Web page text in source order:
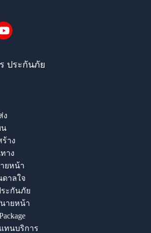
ประกันภัย
ง
น
าง
าง
ยหน้า
าลใจ
ะกันภัย
ายหน้า
ทนบริการ